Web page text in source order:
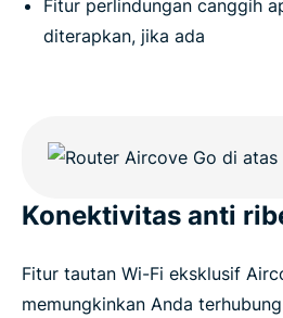
Fitur perlindungan canggih
diterapkan, jika ada
Konektivitas anti
Fitur tautan Wi-Fi eksklusif
memungkinkan Anda